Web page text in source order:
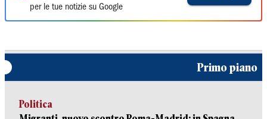
per le tue notizie su Google
Primo piano
Politica